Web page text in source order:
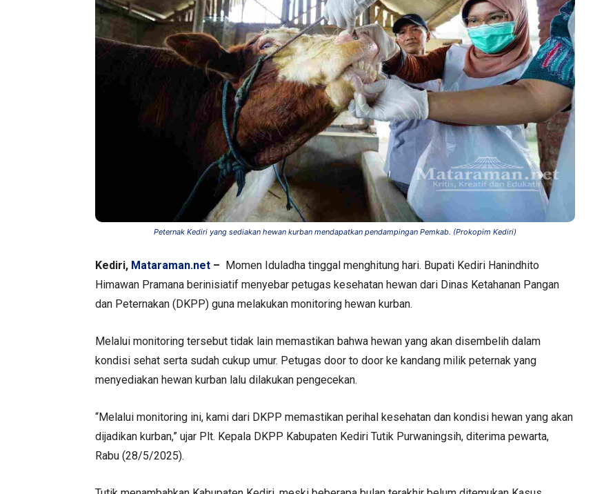
Peternak Kediri yang sediakan hewan kurban mendapatkan pendampingan Pemkab. (Prokopim Kediri)
Kediri, Mataraman.net – Momen Iduladha tinggal menghitung hari. Bupati Kediri Hanindhito
Himawan Pramana berinisiatif menyebar petugas kesehatan hewan dari Dinas Ketahanan Pangan
dan Peternakan (DKPP) guna melakukan monitoring hewan kurban.
Melalui monitoring tersebut tidak lain memastikan bahwa hewan yang akan disembelih dalam
kondisi sehat serta sudah cukup umur. Petugas door to door ke kandang milik peternak yang
menyediakan hewan kurban lalu dilakukan pengecekan.
“Melalui monitoring ini, kami dari DKPP memastikan perihal kesehatan dan kondisi hewan yang akan
dijadikan kurban,” ujar Plt. Kepala DKPP Kabupaten Kediri Tutik Purwaningsih, diterima pewarta,
Rabu (28/5/2025).